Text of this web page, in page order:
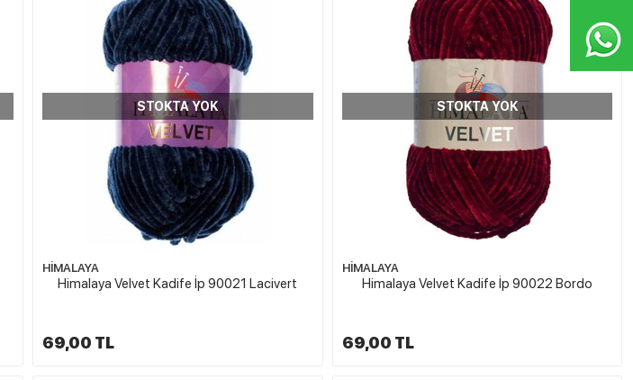
STOKTA YOK
HİMALAYA
Himalaya Velvet Kadife İp 90021 Lacivert
69,00 TL
STOKTA YOK
HİMALAYA
Himalaya Velvet Kadife İp 90022 Bordo
69,00 TL